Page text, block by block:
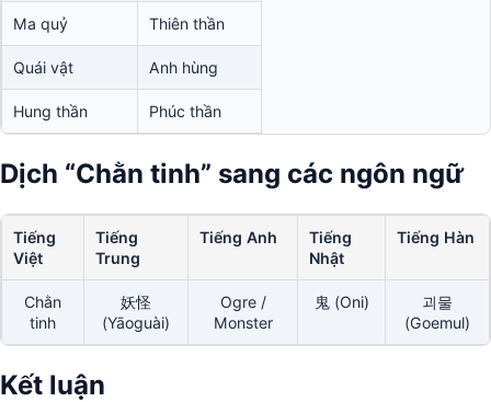
Ma quỷ Thiên thần
Quái vật Anh hùng
Hung thần Phúc thần
Dịch “Chằn tinh” sang các ngôn ngữ
Tiếng
Việt
Tiếng
Trung
Tiếng Anh
Tiếng
Nhật
Tiếng Hàn
Chằn
tinh
妖怪
(Yāoguài)
Ogre /
Monster
鬼 (Oni)
괴물
(Goemul)
Kết luận